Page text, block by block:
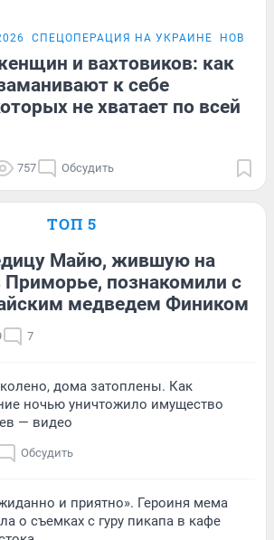
СПЕЦОПЕРАЦИЯ НА УКРАИНЕ НОВЫЙ
и вахтовиков: как
к себе
не хватает по всей
757 Обсудить
ТОП 5
Майю, жившую на
Приморье, познакомили с
медведем Фиником
7
дома затоплены. Как
ночью уничтожило имущество
— видео
Обсудить
и приятно». Героиня мема
о съемках с гуру пикапа в кафе